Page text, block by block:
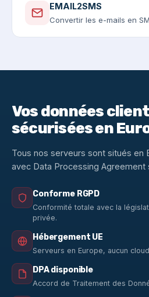
EMAIL2SMS
Convertir les e-mails en
Vos données
sécurisées en
Tous nos serveurs sont situés en
avec Data Processing Agreement
Conforme RGPD
Conformité totale avec la
privée.
Hébergement UE
Serveurs en Europe, aucun
DPA disponible
Accord de Traitement des